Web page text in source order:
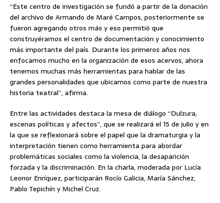
“Este centro de investigación se fundó a partir de la donación
del archivo de Armando de Maré Campos, posteriormente se
fueron agregando otros más y eso permitió que
construyéramos el centro de documentación y conocimiento
más importante del país. Durante los primeros años nos
enfocamos mucho en la organización de esos acervos, ahora
tenemos muchas más herramientas para hablar de las
grandes personalidades que ubicamos como parte de nuestra
historia teatral”, afirma.
Entre las actividades destaca la mesa de diálogo “Dulzura,
escenas políticas y afectos”, que se realizará el 15 de julio y en
la que se reflexionará sobre el papel que la dramaturgia y la
interpretación tienen como herramienta para abordar
problemáticas sociales como la violencia, la desaparición
forzada y la discriminación. En la charla, moderada por Lucía
Leonor Enríquez, participarán Rocío Galicia, María Sánchez,
Pablo Tepichín y Michel Cruz.